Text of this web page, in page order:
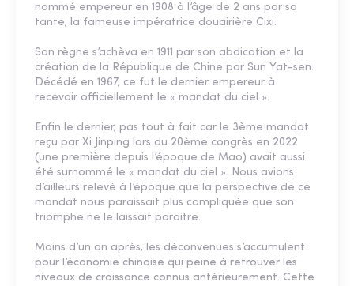
nommé empereur en 1908 à l’âge de 2 ans par sa
tante, la fameuse impératrice douairière Cixi.
Son règne s’achèva en 1911 par son abdication et la
création de la République de Chine par Sun Yat-sen.
Décédé en 1967, ce fut le dernier empereur à
recevoir officiellement le « mandat du ciel ».
Enfin le dernier, pas tout à fait car le 3ème mandat
reçu par Xi Jinping lors du 20ème congrès en 2022
(une première depuis l’époque de Mao) avait aussi
été surnommé le « mandat du ciel ». Nous avions
d’ailleurs relevé à l’époque que la perspective de ce
mandat nous paraissait plus compliquée que son
triomphe ne le laissait paraitre.
Moins d’un an après, les déconvenues s’accumulent
pour l’économie chinoise qui peine à retrouver les
niveaux de croissance connus antérieurement. Cette